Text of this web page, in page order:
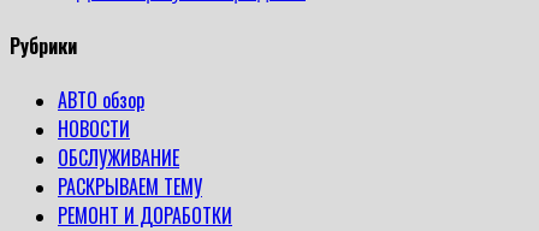
Рубрики
АВТО обзор
НОВОСТИ
ОБСЛУЖИВАНИЕ
РАСКРЫВАЕМ ТЕМУ
РЕМОНТ И ДОРАБОТКИ